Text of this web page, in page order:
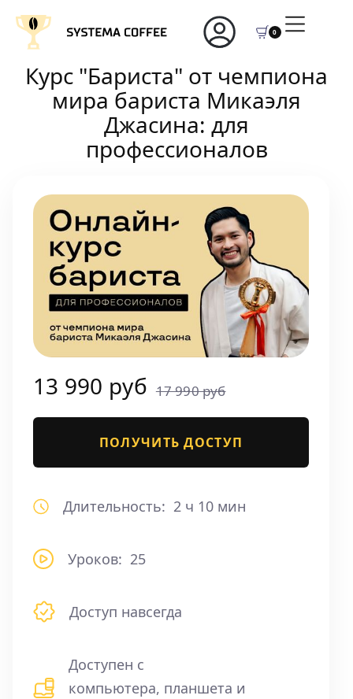
0
Курс "Бариста" от чемпиона
мира бариста Микаэля
Джасина: для
профессионалов
13 990 руб 17 990 руб
ПОЛУЧИТЬ ДОСТУП
Длительность: 2 ч 10 мин
Уроков: 25
Доступ навсегда
Доступен с
компьютера, планшета и